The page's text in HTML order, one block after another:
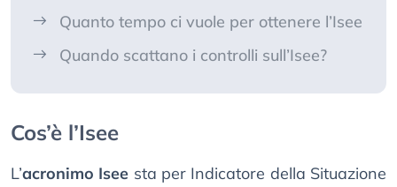
Quanto tempo ci vuole per ottenere l’Isee
Quando scattano i controlli sull’Isee?
Cos’è l’Isee
L’acronimo Isee sta per Indicatore della Situazione